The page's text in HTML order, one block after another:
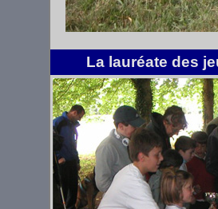
La lauréate des